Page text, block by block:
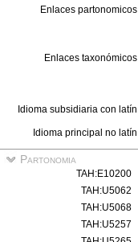
Enlaces partonomicos
Enlaces taxonómicos
Idioma subsidiaria con latín
Idioma principal no latín
Partonomia
TAH:E10200
TAH:U5062
TAH:U5068
TAH:U5257